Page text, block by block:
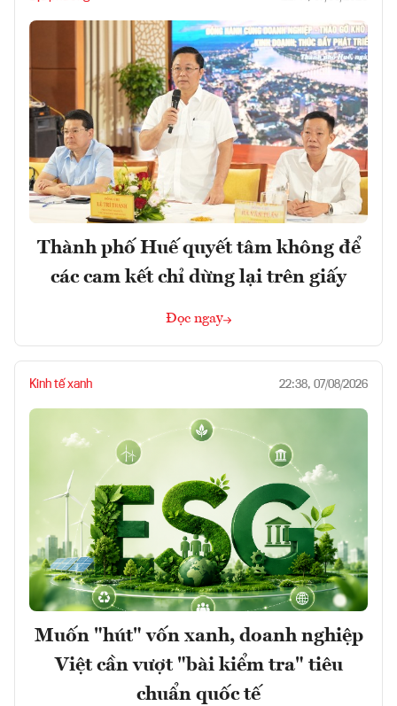
Thành phố Huế quyết tâm không để
các cam kết chỉ dừng lại trên giấy
Đọc ngay
Kinh tế xanh 22:38, 07/08/2026
Muốn "hút" vốn xanh, doanh nghiệp
Việt cần vượt "bài kiểm tra" tiêu
chuẩn quốc tế